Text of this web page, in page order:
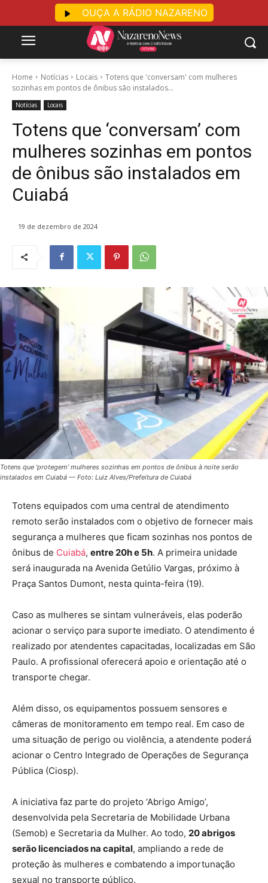
Home Notícias Locais
Totens que 'conversam' com mulheres
sozinhas em pontos de ônibus são instalados...
Notícias Locais
Totens que ‘conversam’ com
mulheres sozinhas em pontos
de ônibus são instalados em
Cuiabá
19 de dezembro de 2024
Totens que 'protegem' mulheres sozinhas em pontos de ônibus à noite serão
instalados em Cuiabá — Foto: Luiz Alves/Prefeitura de Cuiabá
Totens equipados com uma central de atendimento
remoto serão instalados com o objetivo de fornecer mais
segurança a mulheres que ficam sozinhas nos pontos de
ônibus de Cuiabá, entre 20h e 5h. A primeira unidade
será inaugurada na Avenida Getúlio Vargas, próximo à
Praça Santos Dumont, nesta quinta-feira (19).
Caso as mulheres se sintam vulneráveis, elas poderão
acionar o serviço para suporte imediato. O atendimento é
realizado por atendentes capacitadas, localizadas em São
Paulo. A profissional oferecerá apoio e orientação até o
transporte chegar.
Além disso, os equipamentos possuem sensores e
câmeras de monitoramento em tempo real. Em caso de
uma situação de perigo ou violência, a atendente poderá
acionar o Centro Integrado de Operações de Segurança
Pública (Ciosp).
A iniciativa faz parte do projeto ‘Abrigo Amigo’,
desenvolvida pela Secretaria de Mobilidade Urbana
(Semob) e Secretaria da Mulher. Ao todo, 20 abrigos
serão licenciados na capital, ampliando a rede de
proteção às mulheres e combatendo a importunação
sexual no transporte público.
OUÇA A RÁDIO NAZARENO